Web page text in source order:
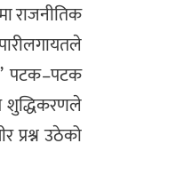
राजनीतिक
पटक–पटक
शुद्धिकरणले
प्रश्न उठेको